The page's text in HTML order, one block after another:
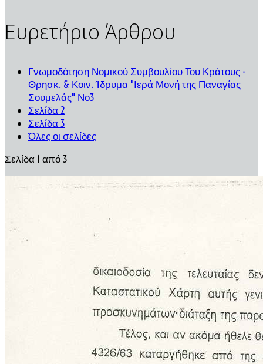
Ευρετήριο Άρθρου
Γνωμοδότηση Νομικού Συμβουλίου Του Κράτους -
Θρησκ. & Κοιν. Ίδρυμα "Ιερά Μονή της Παναγίας
Σουμελάς" Νο3
Σελίδα 2
Σελίδα 3
Όλες οι σελίδες
Σελίδα 1 από 3